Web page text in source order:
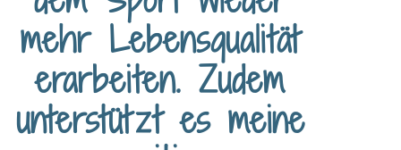
mehr Lebensqualität
erarbeiten. Zudem
unterstützt es meine